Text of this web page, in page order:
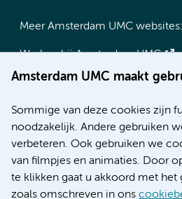
Amsterdam UMC maakt
Sommige van deze cookies zijn
noodzakelijk. Andere gebruiken
verbeteren. Ook gebruiken we
van filmpjes en animaties. Door
te klikken gaat u akkoord met het
zoals omschreven in ons
Meer Amsterdam UMC websites:
Werken bij Amsterdam UMC
Over Amsterdam UMC
Research
Educatie locatie AMC
Educatie locatie VUmc